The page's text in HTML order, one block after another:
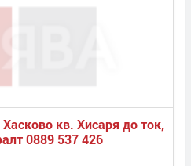
кв. Хисаря до ток,
0889 537 426